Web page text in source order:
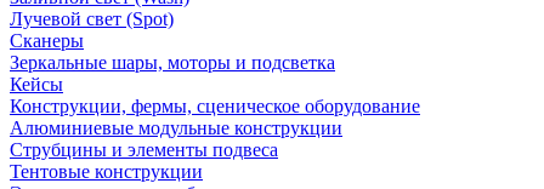
Лучевой свет (Spot)
Сканеры
Зеркальные шары, моторы и подсветка
Кейсы
Конструкции, фермы, сценическое оборудование
Алюминиевые модульные конструкции
Струбцины и элементы подвеса
Тентовые конструкции